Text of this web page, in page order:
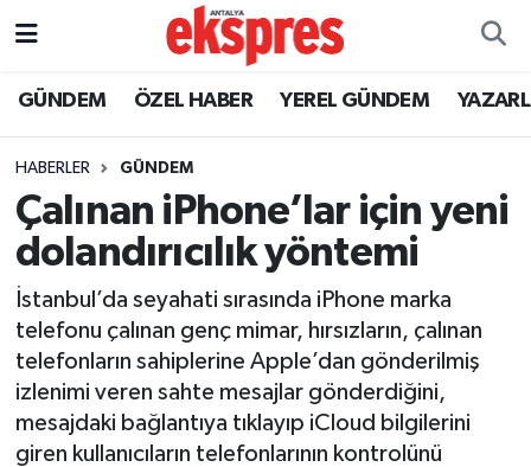
GÜNDEM ÖZEL HABER YEREL GÜNDEM
HABERLER GÜNDEM
Çalınan iPhone’lar için yeni
dolandırıcılık yöntemi
İstanbul’da seyahati sırasında iPhone marka
telefonu çalınan genç mimar, hırsızların, çalınan
telefonların sahiplerine Apple’dan gönderilmiş
izlenimi veren sahte mesajlar gönderdiğini,
mesajdaki bağlantıya tıklayıp iCloud bilgilerini
giren kullanıcıların telefonlarının kontrolünü
ÖZEL HABER
YEREL GÜNDEM
EKONOMİ
KÜLTÜR - SANAT
SPOR
SİYASET
Nöbetçi Eczaneler
Trafik Durumu
Süper Lig Puan Durumu ve Fikstür
Tüm Manşetler
Son Dakika Haberleri
Haber Arşivi